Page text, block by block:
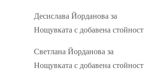
Десислава Йорданова за
Нощувката с добавена стойност
Светлана Йорданова за
Нощувката с добавена стойност